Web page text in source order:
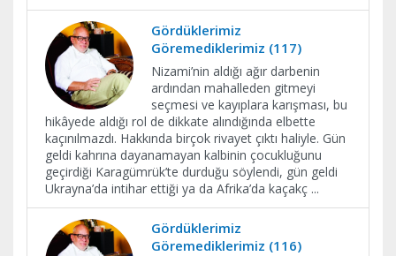
Gördüklerimiz
Göremediklerimiz (117)
Nizami’nin aldığı ağır darbenin
ardından mahalleden gitmeyi
seçmesi ve kayıplara karışması, bu
hikâyede aldığı rol de dikkate alındığında elbette
kaçınılmazdı. Hakkında birçok rivayet çıktı haliyle. Gün
geldi kahrına dayanamayan kalbinin çocukluğunu
geçirdiği Karagümrük’te durduğu söylendi, gün geldi
Ukrayna’da intihar ettiği ya da Afrika’da kaçakç ...
Gördüklerimiz
Göremediklerimiz (116)